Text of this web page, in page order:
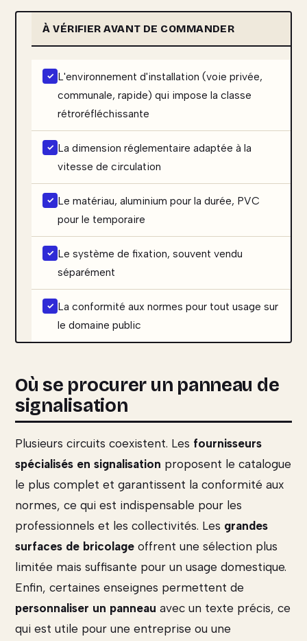
À VÉRIFIER AVANT DE COMMANDER
L'environnement d'installation (voie privée,
communale, rapide) qui impose la classe
rétroréfléchissante
La dimension réglementaire adaptée à la
vitesse de circulation
Le matériau, aluminium pour la durée, PVC
pour le temporaire
Le système de fixation, souvent vendu
séparément
La conformité aux normes pour tout usage sur
le domaine public
Où se procurer un panneau de
signalisation
Plusieurs circuits coexistent. Les fournisseurs
spécialisés en signalisation proposent le catalogue
le plus complet et garantissent la conformité aux
normes, ce qui est indispensable pour les
professionnels et les collectivités. Les grandes
surfaces de bricolage offrent une sélection plus
limitée mais suffisante pour un usage domestique.
Enfin, certaines enseignes permettent de
personnaliser un panneau avec un texte précis, ce
qui est utile pour une entreprise ou une